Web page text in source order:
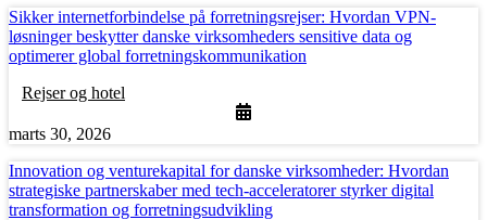
Sikker internetforbindelse på forretningsrejser: Hvordan VPN-
løsninger beskytter danske virksomheders sensitive data og
optimerer global forretningskommunikation
Rejser og hotel
marts 30, 2026
Innovation og venturekapital for danske virksomheder: Hvordan
strategiske partnerskaber med tech-acceleratorer styrker digital
transformation og forretningsudvikling